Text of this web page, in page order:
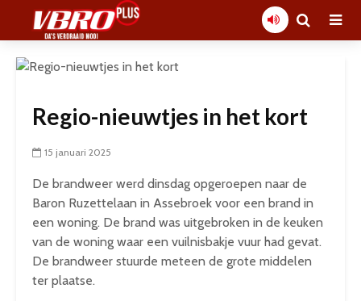
Regio-nieuwtjes in het kort
15 januari 2025
De brandweer werd dinsdag opgeroepen naar de
Baron Ruzettelaan in Assebroek voor een brand in
een woning. De brand was uitgebroken in de keuken
van de woning waar een vuilnisbakje vuur had gevat.
De brandweer stuurde meteen de grote middelen
ter plaatse.